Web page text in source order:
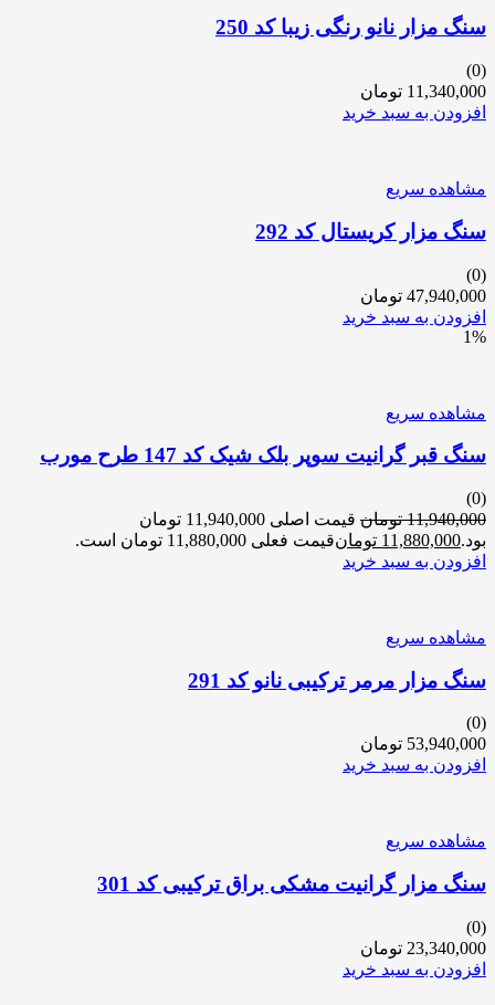
سنگ مزار نانو رنگی زیبا کد 250
(0)
11,340,000 تومان
افزودن به سبد خرید
مشاهده سریع
سنگ مزار کریستال کد 292
(0)
47,940,000 تومان
افزودن به سبد خرید
1%
مشاهده سریع
سنگ قبر گرانیت سوپر بلک شیک کد 147 طرح مورب
(0)
11,940,000 تومان
قیمت اصلی 11,940,000 تومان
بود.11,880,000 تومانقیمت فعلی 11,880,000 تومان است.
افزودن به سبد خرید
مشاهده سریع
سنگ مزار مرمر ترکیبی نانو کد 291
(0)
53,940,000 تومان
افزودن به سبد خرید
مشاهده سریع
سنگ مزار گرانیت مشکی براق ترکیبی کد 301
(0)
23,340,000 تومان
افزودن به سبد خرید